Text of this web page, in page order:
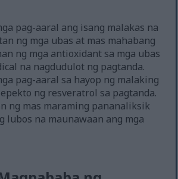
pag-aaral ang isang malakas na
ng mga ubas at mas mahabang
ng mga antioxidant sa mga ubas
na nagdudulot ng pagtanda.
pag-aaral sa hayop ng malaking
ng resveratrol sa pagtanda.
ng mas maraming pananaliksik
lubos na maunawaan ang mga